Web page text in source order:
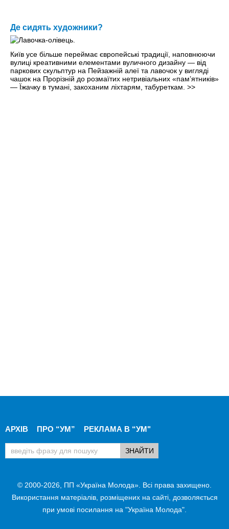
Де сидять художники?
Київ усе більше переймає європейські традиції, наповнюючи
вулиці креативними елементами вуличного дизайну — від
паркових скульптур на Пейзажній алеї та лавочок у вигляді
чашок на Прорізній до розмаїтих нетривіальних «пам’ятників»
— Їжачку в тумані, закоханим ліхтарям, табуреткам. >>
АРХІВ ПРО “УМ” РЕКЛАМА В “УМ"
© 2000-2026, ПП «Україна Молода». Всі права захищено.
Використання матеріалів, розміщених на сайті, дозволяється
при умові посилання на "Україна Молода".